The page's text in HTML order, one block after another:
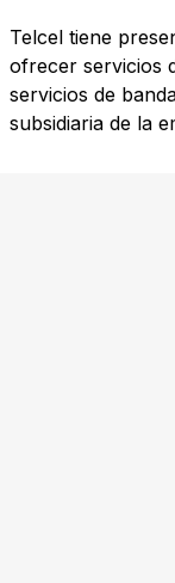
Telcel tiene
ofrecer servicios
servicios de
subsidiaria de la